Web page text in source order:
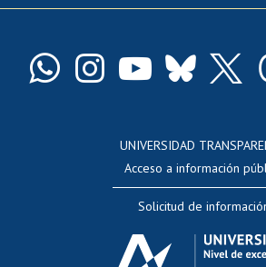
Docentes
Perfeccionamiento
Editar Portafolio
Evaluación docente
Calificación académica
Postulación al AUCAI
UNIVERSIDAD
Acceso a información
Solicitud de